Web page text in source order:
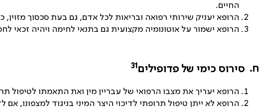
החיים.
הרופא יעניק שירותי רפואה ובריאות לכל אדם, גם בעת סכסוך
הרופא ישמור על אוטונומיה מקצועית גם בתנאי לחימה ויהיה
ח.סירוס כימי של פדופילים31
הרופא יעריך את מצבו הרפואי של עבריין מין ואת התאמתו לטיפול
הרופא לא ייתן טיפול תרופתי לדיכוי היצר המיני בניגוד למצפונו, אם